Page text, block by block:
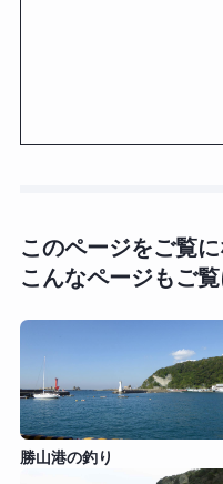
このページをご覧
こんなページもご
勝山港の釣り